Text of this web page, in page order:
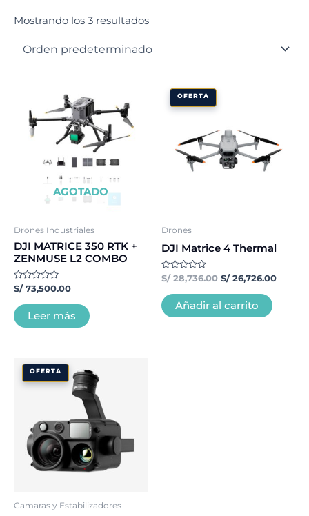
Mostrando los 3 resultados
AGOTADO
Drones Industriales
DJI MATRICE 350 RTK +
ZENMUSE L2 COMBO
Valorado
con
de
5
S/73,500.00
Leer más
OFERTA
Drones
DJI Matrice 4 Thermal
Valorado
con
de
5
S/28,736.00
S/ 28,736.00.
S/26,726.00
Añadir al carrito
OFERTA
Camaras y Estabilizadores
precio
original
era:
S/ 40,000.00.